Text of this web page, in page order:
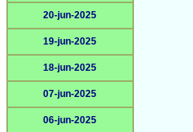
20-jun-2025
19-jun-2025
18-jun-2025
07-jun-2025
06-jun-2025